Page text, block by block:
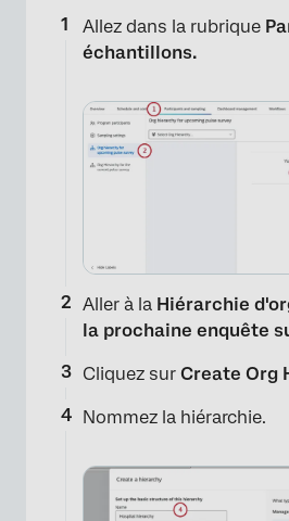
Allez dans la rubrique
échantillons.
Aller à la Hiérarchie
la prochaine enquête
Cliquez sur Create Org
Nommez la hiérarchie.